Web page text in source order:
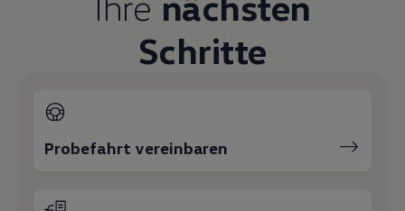
Transport
FamilieSchritte
Probefahrt vereinbaren